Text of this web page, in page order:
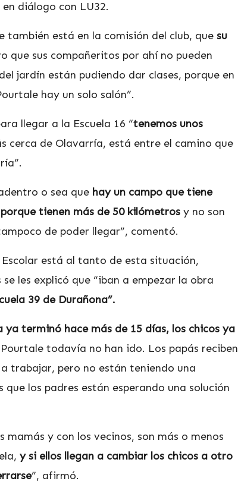
diálogo con LU32.
también está en la comisión del club, que su
que sus compañeritos por ahí no pueden
jardín están pudiendo dar clases, porque en
hay un solo salón”.
llegar a la Escuela 16 “tenemos unos
cerca de Olavarría, está entre el camino que
o sea que hay un campo que tiene
tienen más de 50 kilómetros y no son
de poder llegar”, comentó.
está al tanto de esta situación,
les explicó que “iban a empezar la obra
39 de Durañona”.
ya terminó hace más de 15 días, los chicos ya
todavía no han ido. Los papás reciben
trabajar, pero no están teniendo una
que los padres están esperando una solución
mamás y con los vecinos, son más o menos
y si ellos llegan a cambiar los chicos a otro
”, afirmó.